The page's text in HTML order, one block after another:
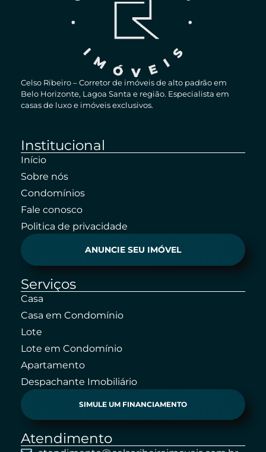
Celso Ribeiro – Corretor de imóveis de alto padrão em
Belo Horizonte, Lagoa Santa e região. Especialista em
casas de luxo e imóveis exclusivos.
Institucional
Início
Sobre nós
Condomínios
Fale conosco
Politica de privacidade
ANUNCIE SEU IMÓVEL
Serviços
Casa
Casa em Condomínio
Lote
Lote em Condomínio
Apartamento
Despachante Imobiliário
SIMULE UM FINANCIAMENTO
Atendimento